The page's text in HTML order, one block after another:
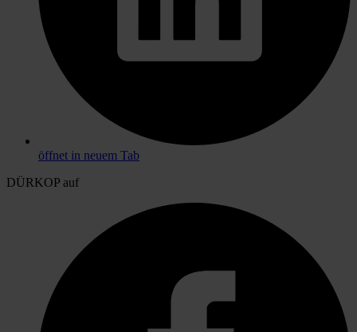
öffnet in neuem Tab
DÜRKOP auf